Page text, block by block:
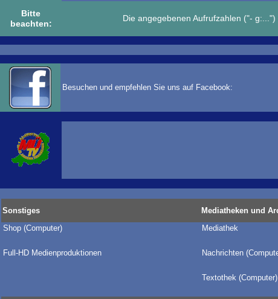
Bitte
beachten:
Die angegebenen Aufrufzahlen ("-
Besuchen und empfehlen Sie uns auf Facebook:
Sonstiges
Mediatheken und
Shop (Computer)
Mediathek
Full-HD Medienproduktionen Nachrichten
Textothek (Computer)